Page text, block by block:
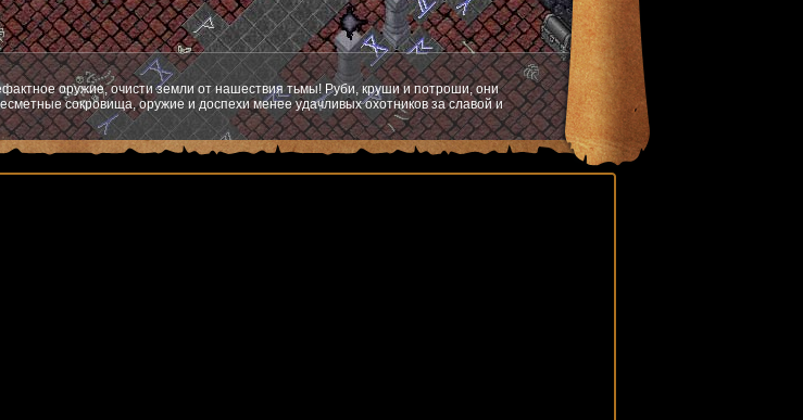
оружие, очисти земли от нашествия тьмы! Руби, круши и потроши, они
сокровища, оружие и доспехи менее удачливых охотников за славой и